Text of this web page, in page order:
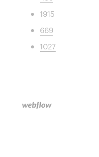
1915
669
1027